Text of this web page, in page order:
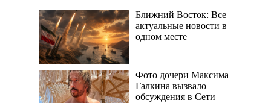
Ближний Восток: Все
актуальные новости в
одном месте
Фото дочери Максима
Галкина вызвало
обсуждения в Сети